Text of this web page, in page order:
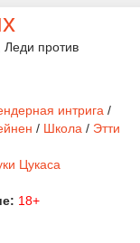
Леди против
интрига /
/ Школа / Этти
Цукаса
18+